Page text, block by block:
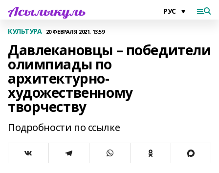
КУЛЬТУРА 20 ФЕВРАЛЯ 2021, 13:59
Давлекановцы – победители
олимпиады по
архитектурно-
художественному
творчеству
Подробности по ссылке